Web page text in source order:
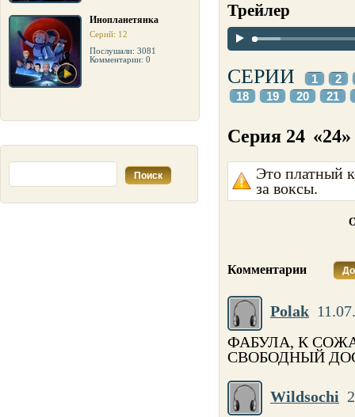
Инопланетянка
Серий: 12
Послушали: 3081
Комментарии: 0
Трейлер
СЕРИИ 1
2
18
19 20 21
Серия 24 «24»
Это платный
за воксы.
Комментарии
Polak
ФАБУЛА, К
СВОБОДНЫЙ
Wildsochi